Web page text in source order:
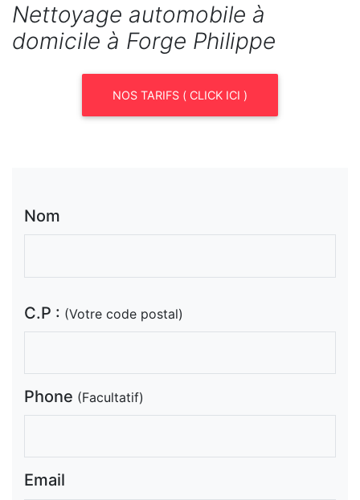
Nettoyage automobile à
domicile à Forge Philippe
NOS TARIFS ( CLICK ICI )
Nom
C.P : (Votre code postal)
Phone (Facultatif)
Email